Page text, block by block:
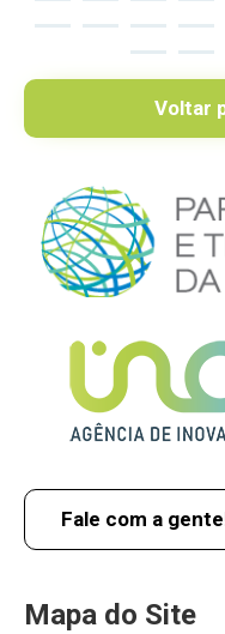
Voltar
Fale com a
Mapa do Site